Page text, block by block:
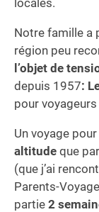
Notre famille a
région peu
l’objet de
depuis 1957:
pour
Un voyage
altitude que
(que j’ai
Parents-
partie 2